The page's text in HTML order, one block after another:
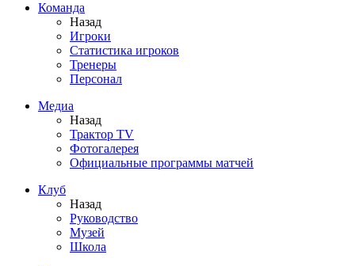
Команда
Назад
Игроки
Статистика игроков
Тренеры
Персонал
Медиа
Назад
Трактор TV
Фотогалерея
Официальные программы матчей
Клуб
Назад
Руководство
Музей
Школа